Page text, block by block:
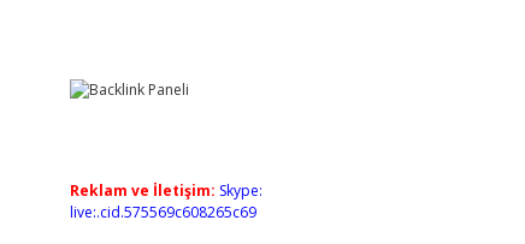
Reklam ve İletişim: Skype:
live:.cid.575569c608265c69